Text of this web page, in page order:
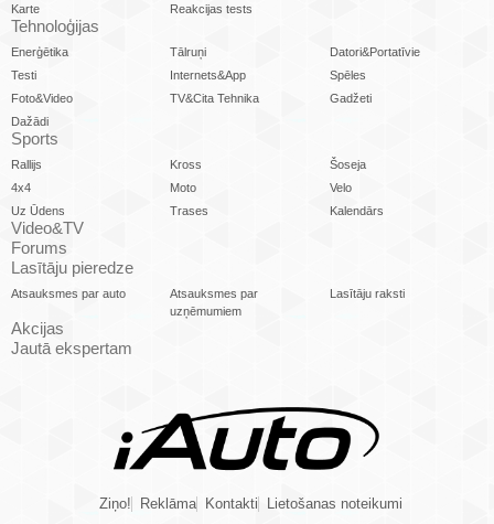
Karte
Reakcijas tests
Tehnoloģijas
Enerģētika Tālruņi
Datori&Portatīvie
Testi
Internets&App
Spēles
Foto&Video
TV&Cita Tehnika
Gadžeti
Dažādi
Sports
Rallijs Kross
Šoseja
4x4
Moto
Velo
Uz Ūdens
Trases Kalendārs
Video&TV
Forums
Lasītāju pieredze
Atsauksmes par auto
Atsauksmes par
uzņēmumiem
Lasītāju raksti
Akcijas
Jautā ekspertam
Ziņo! Reklāma Kontakti Lietošanas noteikumi